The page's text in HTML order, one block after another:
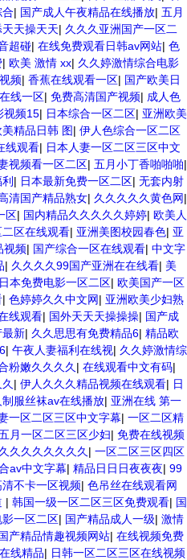
| 国产成人午夜精品在线播放| 五月
天操天天| 久久久亚洲国产一区二
超碰| 在线免费观看日韩av网站| 色
| 欧美 激情 xx| 久久婷激情综合电影
频| 香蕉在线观看一区| 国产欧美日
线一区| 免费高清国产视频| 成人色
视频15| 日本综合一区二区| 亚洲欧美
精品日韩 图| 伊人色综合一区二区
线观看| 日本人妻一区二区三区中文
视频看一区二区| 五月小丁香啪啪啪|
| 日本最新免费一区二区| 无套内射
清国产精品熟女| 久久久久久黄色网|
区| 国内精品久久久久久婷婷| 欧美人
区在线观看| 亚洲美图校园春色| 亚
视频| 国产综合一区在线观看| 中文字
| 久久久久99国产亚洲在在线看| 美
日本免费电影一区二区| 欧美国产一区
| 色婷婷久久中文网| 亚洲欧美少妇熟
线观看| 国外天天天操操操| 国产成
最新| 久久思思有免费精品6| 精品欧
| 午夜人妻福利在线视| 久久婷激情综
粉嫩久久久久 | 在线观看中文有码|
| 伊人久久久精品视频在线观看| 日
制服丝袜av在线播放| 亚洲在线 第一
一区二区三区中文字幕| 一区二区精
月一区二区三区少妇| 免费在线视频
久久久久久久久 | 一区二区三区四区
av中文字幕| 精品日日日夜夜夜| 99
清不卡一区视频| 色吊丝在线观看网
| 韩国一级一区二区三区免费观看| 国
影一区二区| 国产精品成人一级| 激情
产精品情趣视频网站| 在线视频免费
线精品| 日韩一区二区三区在线视频